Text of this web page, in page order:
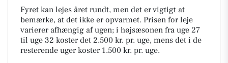
Fyret kan lejes året rundt, men det er vigtigt at
bemærke, at det ikke er opvarmet. Prisen for leje
varierer afhængig af ugen; i højsæsonen fra uge 27
til uge 32 koster det 2.500 kr. pr. uge, mens det i de
resterende uger koster 1.500 kr. pr. uge.